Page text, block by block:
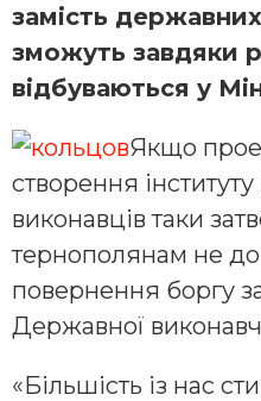
замість
зможуть завдяки
відбуваються у
Якщо
створення
виконавців таки
тернополянам не
повернення боргу
Державної
«Більшість із нас